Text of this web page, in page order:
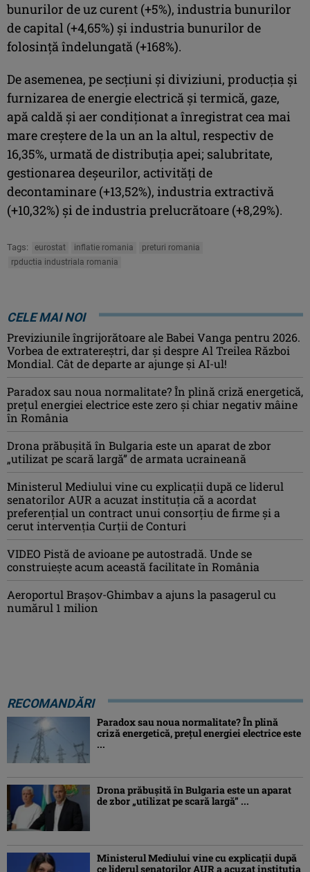
bunurilor de uz curent (+5%), industria bunurilor
de capital (+4,65%) şi industria bunurilor de
folosinţă îndelungată (+168%).
De asemenea, pe secţiuni şi diviziuni, producţia şi
furnizarea de energie electrică şi termică, gaze,
apă caldă şi aer condiţionat a înregistrat cea mai
mare creştere de la un an la altul, respectiv de
16,35%, urmată de distribuţia apei; salubritate,
gestionarea deşeurilor, activităţi de
decontaminare (+13,52%), industria extractivă
(+10,32%) şi de industria prelucrătoare (+8,29%).
Tags: eurostat inflatie romania
preturi romania
rpductia industriala romania
CELE MAI NOI
Previziunile îngrijorătoare ale Babei Vanga pentru 2026.
Vorbea de extratereștri, dar și despre Al Treilea Război
Mondial. Cât de departe ar ajunge și AI-ul!
Paradox sau noua normalitate? În plină criză energetică,
prețul energiei electrice este zero și chiar negativ mâine
în România
Drona prăbuşită în Bulgaria este un aparat de zbor
„utilizat pe scară largă” de armata ucraineană
Ministerul Mediului vine cu explicații după ce liderul
senatorilor AUR a acuzat instituția că a acordat
preferențial un contract unui consorțiu de firme și a
cerut intervenția Curții de Conturi
VIDEO Pistă de avioane pe autostradă. Unde se
construiește acum această facilitate în România
Aeroportul Brașov-Ghimbav a ajuns la pasagerul cu
numărul 1 milion
RECOMANDĂRI
Paradox sau noua normalitate? În plină
criză energetică, prețul energiei electrice este
...
Drona prăbuşită în Bulgaria este un aparat
de zbor „utilizat pe scară largă” ...
Ministerul Mediului vine cu explicații după
ce liderul senatorilor AUR a acuzat instituția